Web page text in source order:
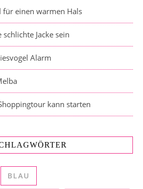
für einen warmen Hals
Jacke sein
Alarm
kann starten
BLAU